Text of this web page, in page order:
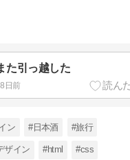
た引っ越した
日前
ン #日本酒 #旅行
ザイン #html #css